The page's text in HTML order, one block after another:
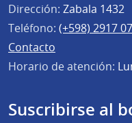
Dirección: Zabala 1432
Teléfono: (+598) 2917
Contacto
Horario de atención:
Suscribirse al